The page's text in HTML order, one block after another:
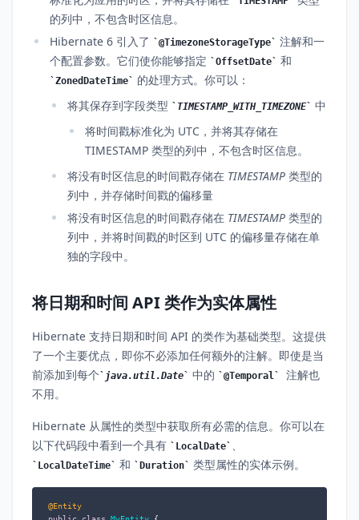
的列中，不包含时区信息。
Hibernate 6 引入了
@TimezoneStorageType
注解和一
个配置参数。它们使你能够指定
OffsetDate 和
ZonedDateTime
的处理方式。你可以：
将其保存到字段类型
TIMESTAMP_WITH_TIMEZONE
中
将时间戳标准化为 UTC，并将其存储在
TIMESTAMP 类型的列中，不包含时区信息。
将没有时区信息的时间戳存储在 TIMESTAMP 类型的
列中，并存储时间戳的偏移量
将没有时区信息的时间戳存储在 TIMESTAMP 类型的
列中，并将时间戳的时区到 UTC 的偏移量存储在单
独的字段中。
将日期和时间 API 类作为实体属性
Hibernate 支持日期和时间 API 的类作为基础类型。这提供
了一个主要优点，即你不必添加任何额外的注解。即使是当
前添加到每个
java.util.Date 中的 @Temporal
注解也
不用。
Hibernate 从属性的类型中获取所有必需的信息。你可以在
以下代码段中看到一个具有
LocalDate
LocalDateTime 和 Duration 类型属性的实体示例。
@Entity